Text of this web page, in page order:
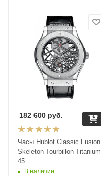
Часы Hublot Classic Fusion
Skeleton Tourbillon Titanium
45
В наличии
182 600 руб.